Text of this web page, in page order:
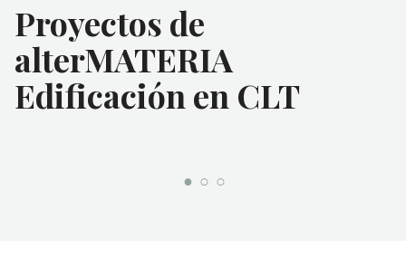
Proyectos de
alterMATERIA
Edificación en CLT